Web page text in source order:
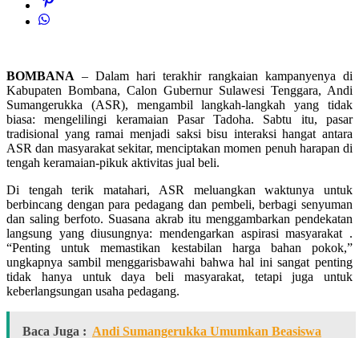
BOMBANA – Dalam hari terakhir rangkaian kampanyenya di
Kabupaten Bombana, Calon Gubernur Sulawesi Tenggara, Andi
Sumangerukka (ASR), mengambil langkah-langkah yang tidak
biasa: mengelilingi keramaian Pasar Tadoha. Sabtu itu, pasar
tradisional yang ramai menjadi saksi bisu interaksi hangat antara
ASR dan masyarakat sekitar, menciptakan momen penuh harapan di
tengah keramaian-pikuk aktivitas jual beli.
Di tengah terik matahari, ASR meluangkan waktunya untuk
berbincang dengan para pedagang dan pembeli, berbagi senyuman
dan saling berfoto. Suasana akrab itu menggambarkan pendekatan
langsung yang diusungnya: mendengarkan aspirasi masyarakat .
“Penting untuk memastikan kestabilan harga bahan pokok,”
ungkapnya sambil menggarisbawahi bahwa hal ini sangat penting
tidak hanya untuk daya beli masyarakat, tetapi juga untuk
keberlangsungan usaha pedagang.
Baca Juga : Andi Sumangerukka Umumkan Beasiswa